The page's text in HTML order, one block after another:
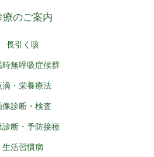
療のご案内
長引く咳
時無呼吸症候群
滴・栄養療法
像診断・検査
診断・予防接種
生活習慣病